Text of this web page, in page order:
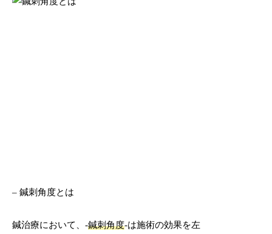
– 鍼刺角度とは
鍼治療において、-鍼刺角度-は施術の効果を左